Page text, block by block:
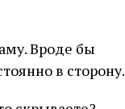
Вроде бы
в сторону.